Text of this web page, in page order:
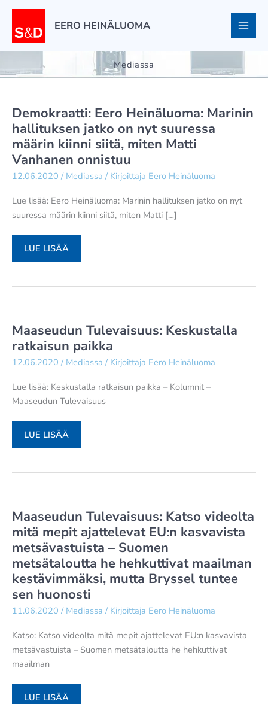
Siirry
EERO HEINÄLUOMA
Mediassa
Demokraatti: Eero Heinäluoma: Marinin
hallituksen jatko on nyt suuressa
määrin kiinni siitä, miten Matti
Vanhanen onnistuu
12.06.2020 / Mediassa / Kirjoittaja Eero Heinäluoma
Lue lisää: Eero Heinäluoma: Marinin hallituksen jatko on nyt
suuressa määrin kiinni siitä, miten Matti […]
DEMOKRAATTI:
EERO
MARININ
ON
NYT
SUURESSA
KIINNI
SIITÄ,
MITEN
MATTI
VANHANEN
LUE LISÄÄ
Maaseudun Tulevaisuus: Keskustalla
ratkaisun paikka
12.06.2020 / Mediassa / Kirjoittaja Eero Heinäluoma
Lue lisää: Keskustalla ratkaisun paikka – Kolumnit –
Maaseudun Tulevaisuus
MAASEUDUN
TULEVAISUUS:
RATKAISUN
LUE LISÄÄ
Maaseudun Tulevaisuus: Katso videolta
mitä mepit ajattelevat EU:n kasvavista
metsävastuista – Suomen
metsätaloutta he hehkuttivat maailman
kestävimmäksi, mutta Bryssel tuntee
sen huonosti
11.06.2020 / Mediassa / Kirjoittaja Eero Heinäluoma
Katso: Katso videolta mitä mepit ajattelevat EU:n kasvavista
metsävastuista – Suomen metsätaloutta he hehkuttivat
maailman
MAASEUDUN
LUE LISÄÄ